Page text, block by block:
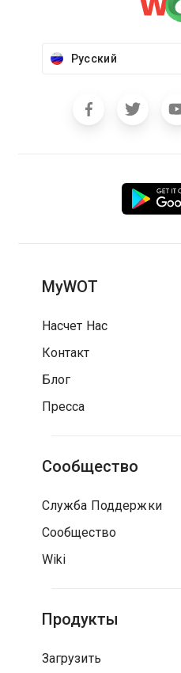
Русский
MyWOT
Насчет Нас
Контакт
Блог
Пресса
Сообщество
Служба Поддержки
Сообщество
Wiki
Продукты
Загрузить